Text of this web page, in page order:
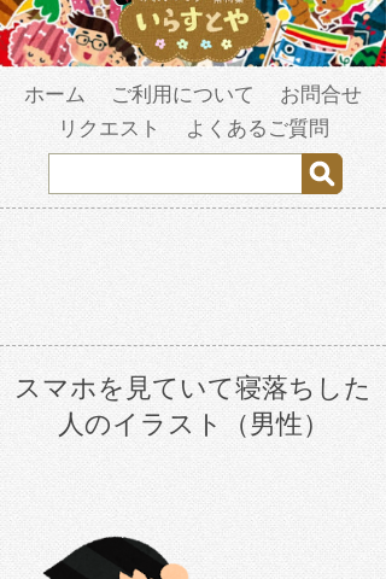
ホーム ご利用について
お問合せ
リクエスト
よくあるご質問
スマホを見ていて寝落ちした
人のイラスト（男性）